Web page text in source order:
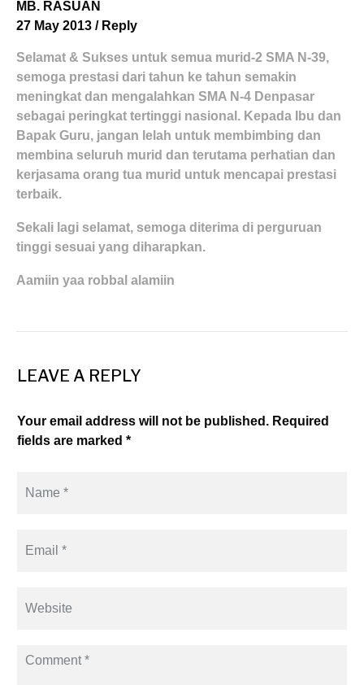
MB. RASUAN
27 May 2013 / Reply
Selamat & Sukses untuk semua murid-2 SMA N-39,
semoga prestasi dari tahun ke tahun semakin
meningkat dan mengalahkan SMA N-4 Denpasar
sebagai peringkat tertinggi nasional. Kepada Ibu dan
Bapak Guru, jangan lelah untuk membimbing dan
membina seluruh murid dan terutama perhatian dan
kerjasama orang tua murid untuk mencapai prestasi
terbaik.
Sekali lagi selamat, semoga diterima di perguruan
tinggi sesuai yang diharapkan.
Aamiin yaa robbal alamiin
LEAVE A REPLY
Your email address will not be published. Required
fields are marked *